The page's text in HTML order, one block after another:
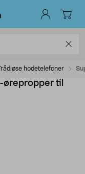
hodetelefoner
til